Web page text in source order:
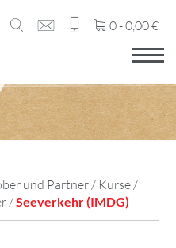
0 -0,00€
und Partner/ Kurse/
/Seeverkehr (IMDG)